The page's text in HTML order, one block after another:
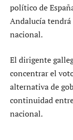
político de
Andalucía
nacional.
El dirigente
concentrar el
alternativa de
continuidad
nacional.